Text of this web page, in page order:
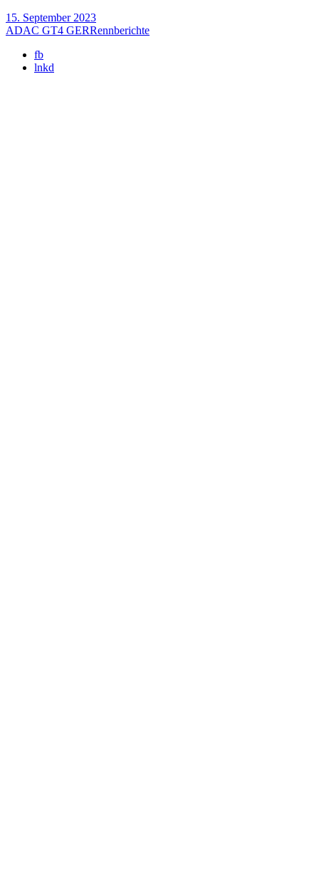
15. September 2023
ADAC GT4 GERRennberichte
fb
lnkd